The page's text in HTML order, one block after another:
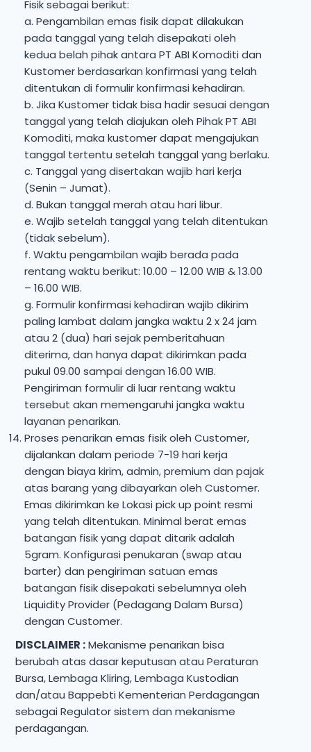
Fisik sebagai berikut:
a. Pengambilan emas fisik dapat dilakukan
pada tanggal yang telah disepakati oleh
kedua belah pihak antara PT ABI Komoditi dan
Kustomer berdasarkan konfirmasi yang telah
ditentukan di formulir konfirmasi kehadiran.
b. Jika Kustomer tidak bisa hadir sesuai dengan
tanggal yang telah diajukan oleh Pihak PT ABI
Komoditi, maka kustomer dapat mengajukan
tanggal tertentu setelah tanggal yang berlaku.
c. Tanggal yang disertakan wajib hari kerja
(Senin – Jumat).
d. Bukan tanggal merah atau hari libur.
e. Wajib setelah tanggal yang telah ditentukan
(tidak sebelum).
f. Waktu pengambilan wajib berada pada
rentang waktu berikut: 10.00 – 12.00 WIB & 13.00
– 16.00 WIB.
g. Formulir konfirmasi kehadiran wajib dikirim
paling lambat dalam jangka waktu 2 x 24 jam
atau 2 (dua) hari sejak pemberitahuan
diterima, dan hanya dapat dikirimkan pada
pukul 09.00 sampai dengan 16.00 WIB.
Pengiriman formulir di luar rentang waktu
tersebut akan memengaruhi jangka waktu
layanan penarikan.
Proses penarikan emas fisik oleh Customer,
dijalankan dalam periode 7-19 hari kerja
dengan biaya kirim, admin, premium dan pajak
atas barang yang dibayarkan oleh Customer.
Emas dikirimkan ke Lokasi pick up point resmi
yang telah ditentukan. Minimal berat emas
batangan fisik yang dapat ditarik adalah
5gram. Konfigurasi penukaran (swap atau
barter) dan pengiriman satuan emas
batangan fisik disepakati sebelumnya oleh
Liquidity Provider (Pedagang Dalam Bursa)
dengan Customer.
DISCLAIMER :Mekanisme penarikan bisa
berubah atas dasar keputusan atau Peraturan
Bursa, Lembaga Kliring, Lembaga Kustodian
dan/atau Bappebti Kementerian Perdagangan
sebagai Regulator sistem dan mekanisme
perdagangan.